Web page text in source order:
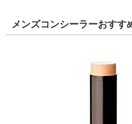
メンズコンシーラーおすす